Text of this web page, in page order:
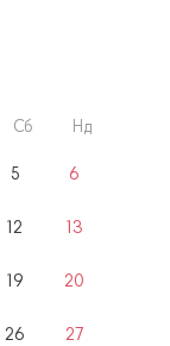
Сб Нд
5 6
12 13
19 20
26 27